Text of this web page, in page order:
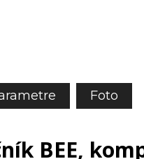
Foto
BEE,